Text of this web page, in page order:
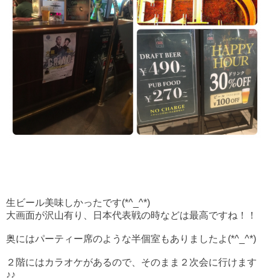
生ビール美味しかったです(*^_^*)
大画面が沢山有り、
日本代表戦の時などは最高ですね！！
奥にはパーティー席のような半個室もありましたよ(*^_^*)
２階にはカラオケがあるので、そのまま２次会に行けます
♪♪